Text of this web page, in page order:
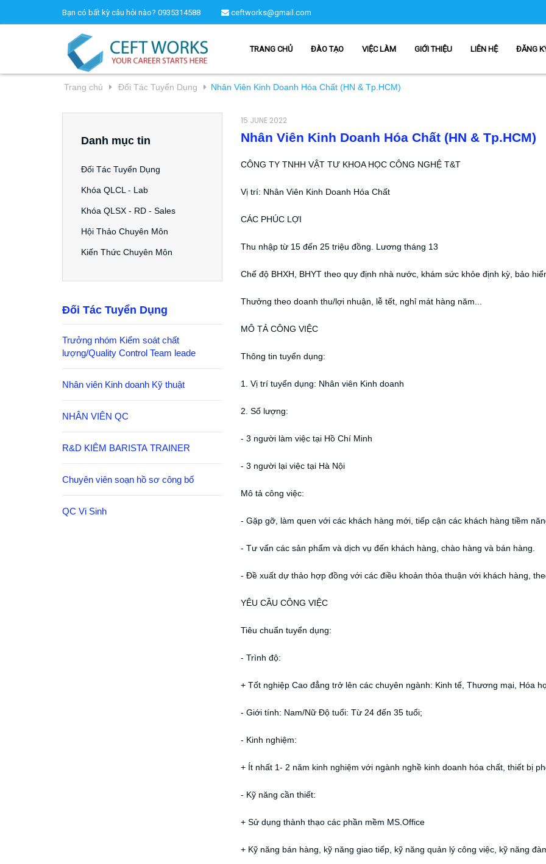
Bạn có bất kỳ câu hỏi nào? 0935314588 ceftworks@gmail.com
TRANG CHỦ ĐÀO TẠO VIỆC LÀM GIỚI THIỆU LIÊN HỆ ĐĂNG
Trang chủ Đối Tác Tuyển Dụng Nhân Viên Kinh Doanh Hóa Chất (HN & Tp.HCM)
15 JUNE 2022
Nhân Viên Kinh Doanh Hóa Chất (HN & Tp.HCM)
CÔNG TY TNHH VẬT TƯ KHOA HỌC CÔNG NGHỆ T&T
Vị trí: Nhân Viên Kinh Doanh Hóa Chất
CÁC PHÚC LỢI
Thu nhập từ 15 đến 25 triệu đồng. Lương tháng 13
Chế độ BHXH, BHYT theo quy định nhà nước, khám sức khỏe định kỳ, bảo
Thưởng theo doanh thu/lợi nhuận, lễ tết, nghỉ mát hàng năm...
MÔ TẢ CÔNG VIỆC
Thông tin tuyển dụng:
1. Vị trí tuyển dụng: Nhân viên Kinh doanh
2. Số lượng:
- 3 người làm việc tại Hồ Chí Minh
- 3 người lại việc tại Hà Nội
Mô tả công việc:
- Gặp gỡ, làm quen với các khách hàng mới, tiếp cận các khách hàng tiềm
- Tư vấn các sản phẩm và dịch vụ đến khách hàng, chào hàng và bán hàng.
- Đề xuất dự thảo hợp đồng với các điều khoản thỏa thuận với khách hàng,
YÊU CẦU CÔNG VIỆC
Tiêu chuẩn tuyển dụng:
- Trình độ:
+ Tốt nghiệp Cao đẳng trở lên các chuyên ngành: Kinh tế, Thương mại, Hóa
- Giới tính: Nam/Nữ Độ tuổi: Từ 24 đến 35 tuổi;
- Kinh nghiệm:
+ Ít nhất 1- 2 năm kinh nghiệm với ngành nghề kinh doanh hóa chất, thiết bị
- Kỹ năng cần thiết:
+ Sử dụng thành thạo các phần mềm MS.Office
+ Kỹ năng bán hàng, kỹ năng giao tiếp, kỹ năng quản lý công việc, kỹ năng
Danh mục tin
Đối Tác Tuyển Dụng
Khóa QLCL - Lab
Khóa QLSX - RD - Sales
Hội Thảo Chuyên Môn
Kiến Thức Chuyên Môn
Đối Tác Tuyển Dụng
Trưởng nhóm Kiểm soát chất
lượng/Quality Control Team leade
Nhân viên Kinh doanh Kỹ thuật
NHÂN VIÊN QC
R&D KIÊM BARISTA TRAINER
Chuyên viên soạn hồ sơ công bố
QC Vi Sinh